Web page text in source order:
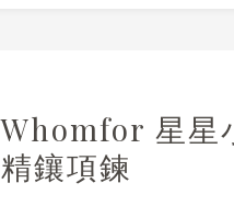
Whomfor 星星
精鑲項鍊